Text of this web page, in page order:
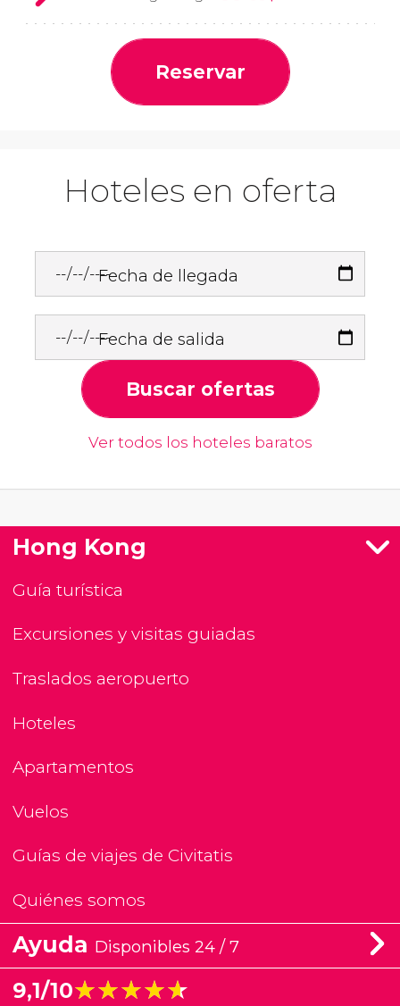
Reservar
Hoteles en oferta
Fecha de llegada
Fecha de salida
Buscar ofertas
Ver todos los hoteles baratos
Hong Kong
Guía turística
Excursiones y visitas guiadas
Traslados aeropuerto
Hoteles
Apartamentos
Vuelos
Guías de viajes de Civitatis
Quiénes somos
Ayuda Disponibles 24 / 7
9,1/10★★★★★
★★★★★